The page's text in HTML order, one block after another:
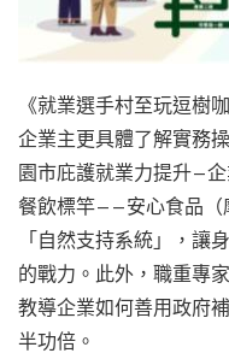
《就業選手村至玩逗樹
企業主更具體了解實務
園市庇護就業力提升—
餐飲標竿——安心食品（
「自然支持系統」，讓
的戰力。此外，職重專
教導企業如何善用政府
半功倍。